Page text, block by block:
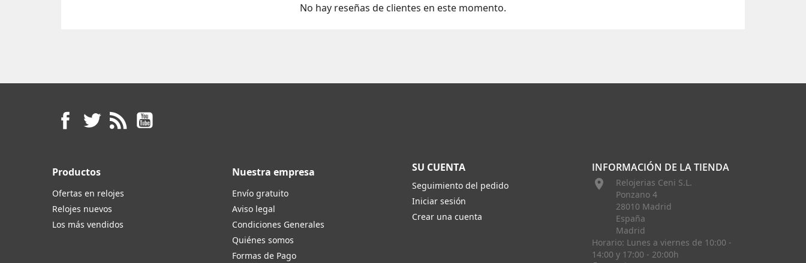
No hay reseñas de clientes en este momento.
Facebook
Twitter Rss
Productos
Ofertas en relojes
Relojes nuevos
Los más vendidos
Nuestra empresa
Envío gratuito
Aviso legal
Condiciones Generales
Quiénes somos
Formas de Pago
SU CUENTA
Seguimiento del pedido
Iniciar sesión
Crear una cuenta
INFORMACIÓN DE LA TIENDA

Relojerias Ceni S.L.
Ponzano 4
28010 Madrid
España
Madrid
Horario: Lunes a viernes de 10:00 -
14:00 y 17:00 - 20:00h